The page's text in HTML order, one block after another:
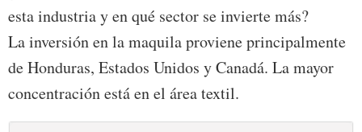
esta industria y en qué sector se invierte más?
La inversión en la maquila proviene principalmente
de Honduras, Estados Unidos y Canadá. La mayor
concentración está en el área textil.